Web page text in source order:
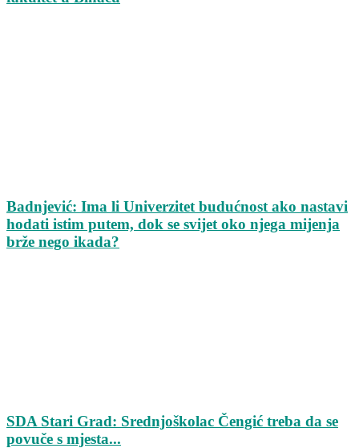
Badnjević: Ima li Univerzitet budućnost ako nastavi
hodati istim putem, dok se svijet oko njega mijenja
brže nego ikada?
SDA Stari Grad: Srednjoškolac Čengić treba da se
povuče s mjesta...